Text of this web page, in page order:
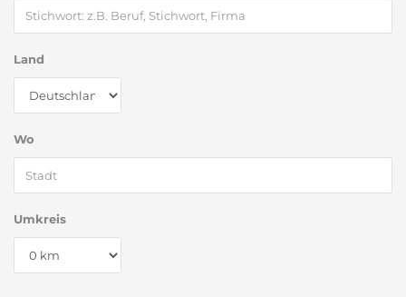
Land
Wo
Umkreis